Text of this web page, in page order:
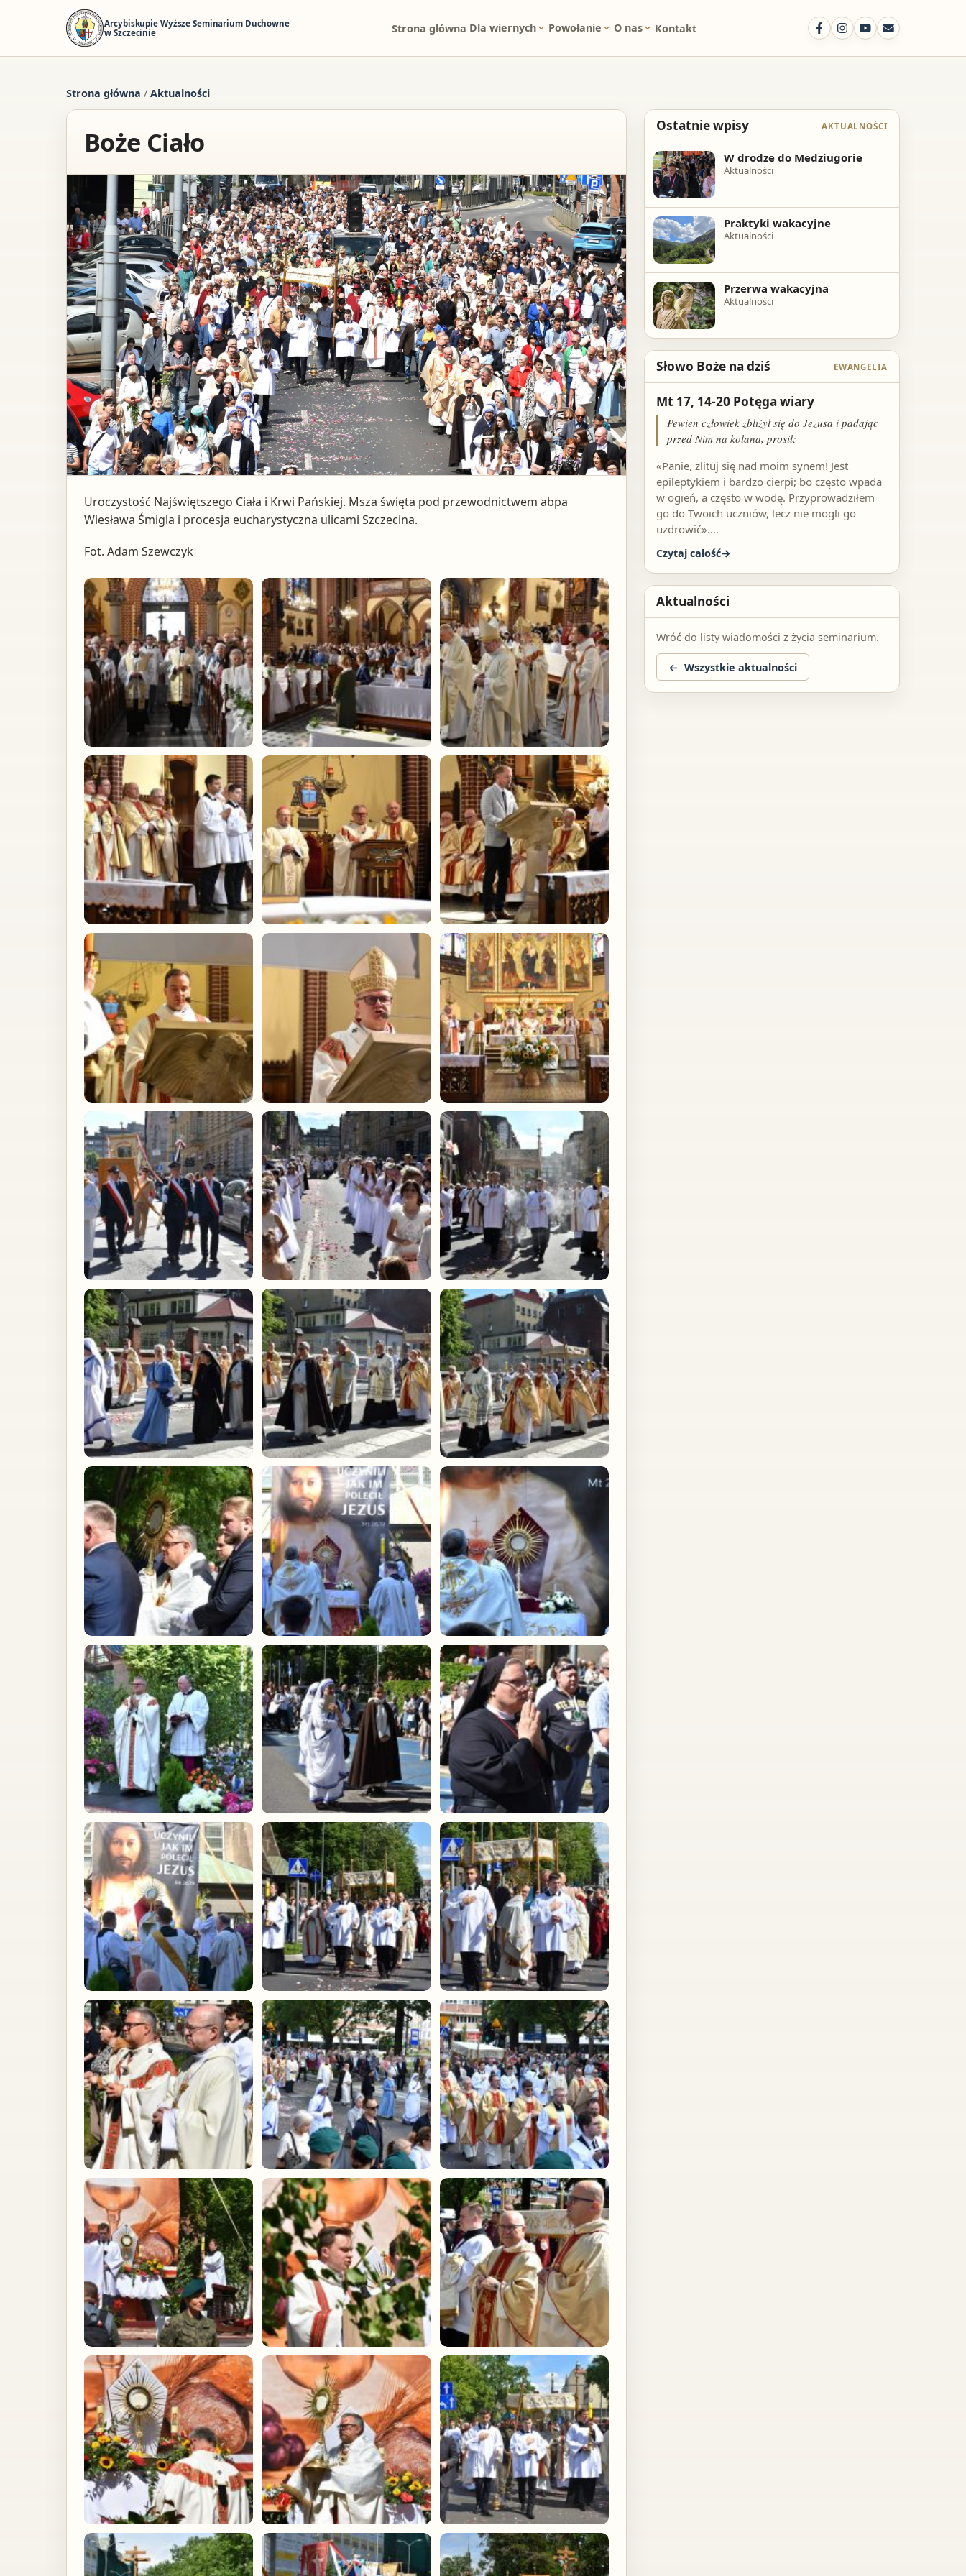
Arcybiskupie Wyższe Seminarium Duchowne
w Szczecinie
Strona główna Dla wiernych Powołanie O nas Kontakt
Strona główna / Aktualności
Boże Ciało
Uroczystość Najświętszego Ciała i Krwi Pańskiej. Msza święta pod przewodnictwem abpa
Wiesława Śmigla i procesja eucharystyczna ulicami Szczecina.
Fot. Adam Szewczyk
Ostatnie wpisy AKTUALNOŚCI
W drodze do Medziugorie
Aktualności
Praktyki wakacyjne
Aktualności
Przerwa wakacyjna
Aktualności
Słowo Boże na dziś EWANGELIA
Mt 17, 14-20 Potęga wiary
Pewien człowiek zbliżył się do Jezusa i padając
przed Nim na kolana, prosił:
«Panie, zlituj się nad moim synem! Jest
epileptykiem i bardzo cierpi; bo często wpada
w ogień, a często w wodę. Przyprowadziłem
go do Twoich uczniów, lecz nie mogli go
uzdrowić».…
Czytaj całość
Aktualności
Wróć do listy wiadomości z życia seminarium.
Wszystkie aktualności